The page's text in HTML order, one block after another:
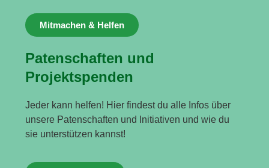
Mitmachen & Helfen
Patenschaften und
Projektspenden
Jeder kann helfen! Hier findest du alle Infos über
unsere Patenschaften und Initiativen und wie du
sie unterstützen kannst!